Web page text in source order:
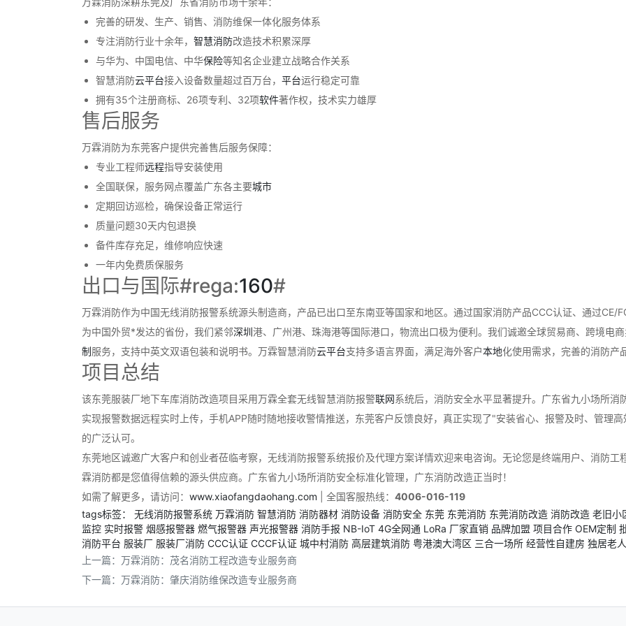
完善的研发、生产、销售、消防维保一体化服务体系
专注消防行业十余年， 智慧消防改造技术积累深厚
与华为、中国电信、中华保险等知名企业建立战略合作关系
智慧消防云平台接入设备数量超过百万台， 平台运行稳定可靠
拥有35个注册商标、26项专利、32项软件著作权，技术实力雄厚
售后服务
万霖消防为东莞客户提供完善售后服务保障：
专业工程师远程指导安装使用
全国联保，服务网点覆盖广东各主要城市
定期回访巡检，确保设备正常运行
质量问题30天内包退换
备件库存充足，维修响应快速
一年内免费质保服务
出口与国际#rega:160#
万霖消防作为中国无线消防报警系统源头制造商，产品已出口至东南亚等国家和地区。通过国家消防产品CCC认证、通过CE/
为中国外贸*发达的省份，我们紧邻深圳港、广州港、珠海港等国际港口，物流出口极为便利。我们诚邀全球贸易商、跨境电
制服务，支持中英文双语包装和说明书。万霖智慧消防云平台支持多语言界面，满足海外客户本地化使用需求，完善的消防产
项目总结
该东莞服装厂地下车库消防改造项目采用万霖全套无线智慧消防报警联网系统后，消防安全水平显著提升。广东省九小场所
实现报警数据远程实时上传，手机APP随时随地接收警情推送，东莞客户反馈良好，真正实现了"安装省心、报警及时、管理
的广泛认可。
东莞地区诚邀广大客户和创业者莅临考察，无线消防报警系统报价及代理方案详情欢迎来电咨询。无论您是终端用户、消防
霖消防都是您值得信赖的源头供应商。广东省九小场所消防安全标准化管理，广东消防改造正当时！
如需了解更多，请访问： www.xiaofangdaohang.com | 全国客服热线： 4006-016-119
tags标签：
无线消防报警系统 万霖消防 智慧消防 消防器材 消防设备 消防安全 东莞 东莞消防 东莞消防改造 消防改造 老旧小
监控 实时报警 烟感报警器 燃气报警器 声光报警器 消防手报 NB-IoT 4G全网通 LoRa 厂家直销 品牌加盟 项目合作 OEM定制
消防平台 服装厂 服装厂消防 CCC认证 CCCF认证 城中村消防 高层建筑消防 粤港澳大湾区 三合一场所 经营性自建房 独居老
上一篇： 万霖消防：茂名消防工程改造专业服务商
下一篇： 万霖消防：肇庆消防维保改造专业服务商